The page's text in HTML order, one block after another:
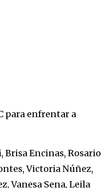
para enfrentar a
Encinas, Rosario
Victoria Núñez,
Vanesa Sena, Leila